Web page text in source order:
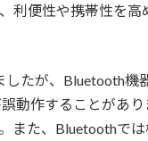
利便性や携帯性を高
たが、Bluetooth機
動作することがあり
また、Bluetoothでは